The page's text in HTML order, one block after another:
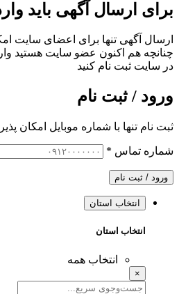
برای ارسال آگهی باید
ارسال آگهی تنها برای اعضای سایت
چنانچه هم‌ اکنون عضو سایت هستید
در سایت ثبت نام کنید
ورود / ثبت نام
ثبت نام تنها با شماره موبایل امکان
شماره تماس *
ورود / ثبت نام
انتخاب استان
انتخاب استان
انتخاب همه
×